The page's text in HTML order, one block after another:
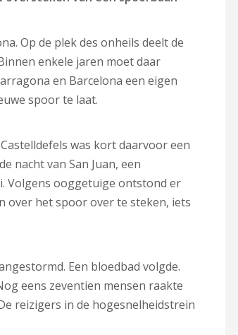
Op de plek des onheils deelt de
enkele jaren moet daar
en Barcelona een eigen
spoor te laat.
was kort daarvoor een
nacht van San Juan, een
Volgens ooggetuige ontstond er
over het spoor over te steken, iets
Een bloedbad volgde.
eens zeventien mensen raakte
reizigers in de hogesnelheidstrein